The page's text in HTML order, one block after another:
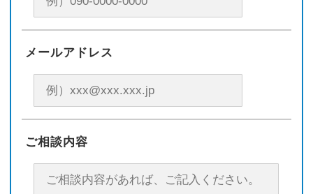
メールアドレス
ご相談内容